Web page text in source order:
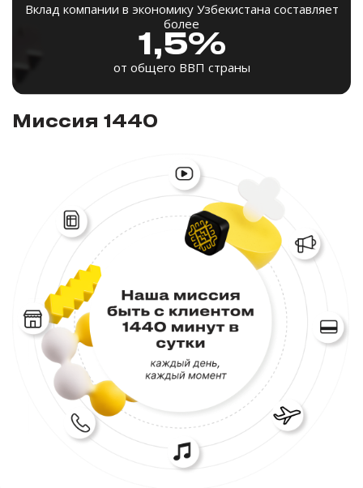
Вклад компании в экономику Узбекистана составляет
более
1,5%
от общего ВВП страны
Миссия 1440